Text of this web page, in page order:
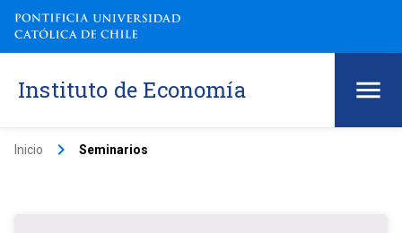
Instituto de Economía
Inicio keyboard_arrow_right Seminarios